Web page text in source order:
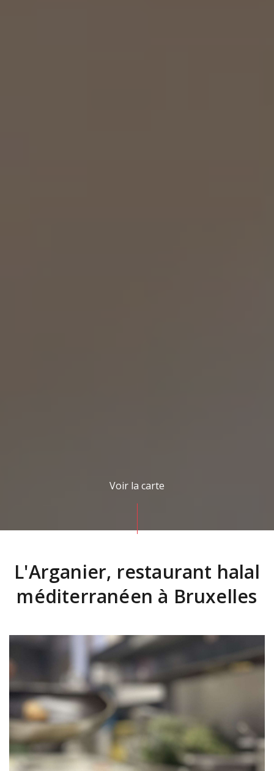
Voir la carte
L'Arganier, restaurant halal
méditerranéen à Bruxelles